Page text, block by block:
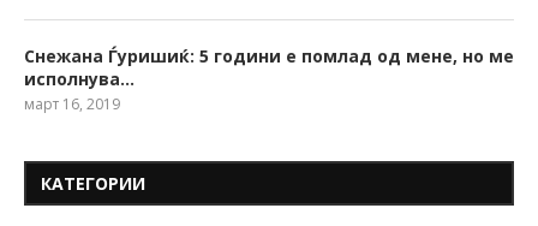
Снежана Ѓуришиќ: 5 години е помлад од мене, но ме
исполнува…
март 16, 2019
КАТЕГОРИИ